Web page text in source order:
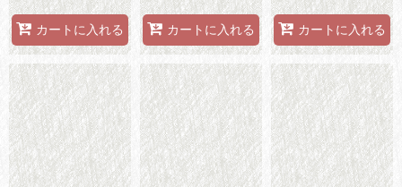
カートに入れる カートに入れる カートに入れる